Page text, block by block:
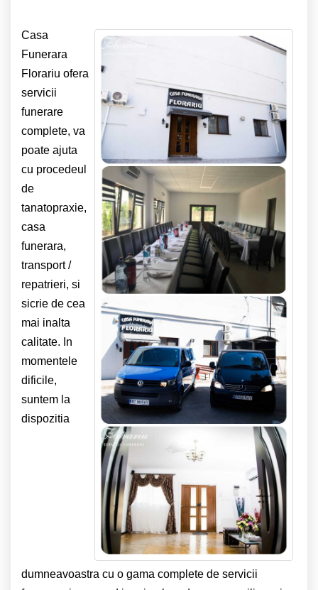
Casa
Funerara
Florariu ofera
servicii
funerare
complete, va
poate ajuta
cu procedeul
de
tanatopraxie,
casa
funerara,
transport /
repatrieri, si
sicrie de cea
mai inalta
calitate. In
momentele
dificile,
suntem la
dispozitia
dumneavoastra cu o gama complete de servicii